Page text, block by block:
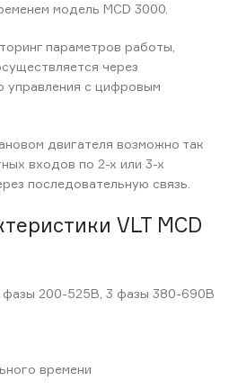
модель MCD 3000.
параметров работы,
через
управления с цифровым
двигателя возможно так
входов по 2-х или 3-х
последовательную связь.
VLT MCD
фазы 200-525В, 3 фазы 380-690В
времени